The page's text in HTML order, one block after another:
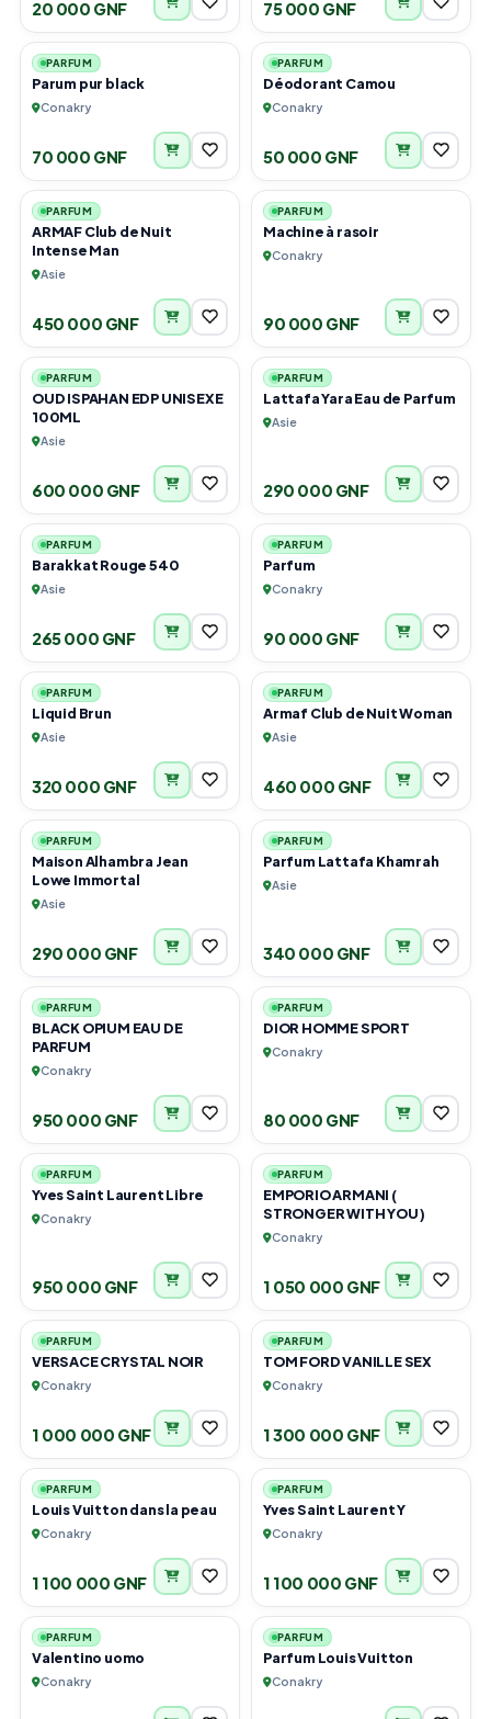
20 000 GNF 75 000 GNF
3
PARFUM
Parum pur black
Conakry
70 000 GNF
1
PARFUM
Déodorant Camou
Conakry
50 000 GNF
2
PARFUM
ARMAF Club de Nuit
Intense Man
Asie
450 000 GNF
1
PARFUM
Machine à rasoir
Conakry
90 000 GNF
3
PARFUM
OUD ISPAHAN EDP UNISEXE
100ML
Asie
600 000 GNF
2
PARFUM
Lattafa Yara Eau de Parfum
Asie
290 000 GNF
2
PARFUM
Barakkat Rouge 540
Asie
265 000 GNF
2
PARFUM
Parfum
Conakry
90 000 GNF
2
PARFUM
Liquid Brun
Asie
320 000 GNF
1
PARFUM
Armaf Club de Nuit Woman
Asie
460 000 GNF
1
PARFUM
Maison Alhambra Jean
Lowe Immortal
Asie
290 000 GNF
2
PARFUM
Parfum Lattafa Khamrah
Asie
340 000 GNF
1
PARFUM
BLACK OPIUM EAU DE
PARFUM
Conakry
950 000 GNF
1
PARFUM
DIOR HOMME SPORT
Conakry
80 000 GNF
1
PARFUM
Yves Saint Laurent Libre
Conakry
950 000 GNF
1
PARFUM
EMPORIO ARMANI (
STRONGER WITH YOU )
Conakry
1 050 000 GNF
1
PARFUM
VERSACE CRYSTAL NOIR
Conakry
1 000 000 GNF
1
PARFUM
TOM FORD VANILLE SEX
Conakry
1 300 000 GNF
1
PARFUM
Louis Vuitton dans la peau
Conakry
1 100 000 GNF
1
PARFUM
Yves Saint Laurent Y
Conakry
1 100 000 GNF
1
PARFUM
Valentino uomo
Conakry
1
PARFUM
Parfum Louis Vuitton
Conakry